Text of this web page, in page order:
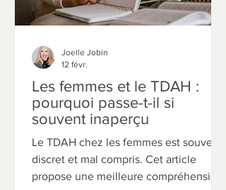
Les femmes et le TDAH :
pourquoi passe-t-il si
souvent inaperçu
Le TDAH chez les femmes est souvent
discret et mal compris. Cet article
propose une meilleure compréhension
Joelle Jobin
12 févr.